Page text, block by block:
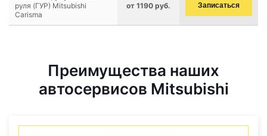
руля (ГУР) Mitsubishi
Carisma
от 1190 руб. Записаться
Преимущества наших
автосервисов Mitsubishi